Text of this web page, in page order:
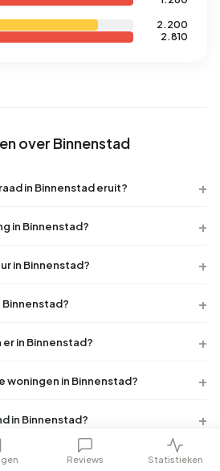
2.200
2.810
over Binnenstad
in Binnenstad eruit?
in Binnenstad?
in Binnenstad?
Binnenstad?
in Binnenstad?
woningen in Binnenstad?
in Binnenstad?
in Binnenstad?
Reviews Statistieken